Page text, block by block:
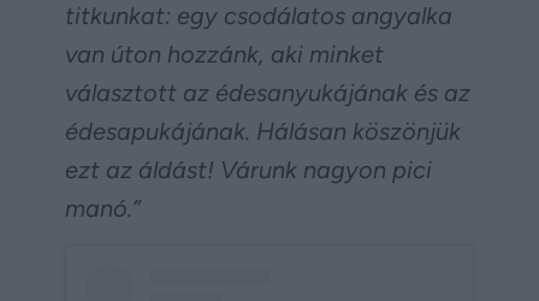
titkunkat: egy csodálatos angyalka
van úton hozzánk, aki minket
választott az édesanyukájának és az
édesapukájának. Hálásan köszönjük
ezt az áldást! Várunk nagyon pici
manó.”